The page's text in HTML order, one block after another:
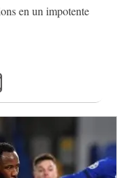
en un impotente